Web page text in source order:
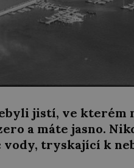
jistí, ve kterém
a máte jasno.
vody, tryskající k